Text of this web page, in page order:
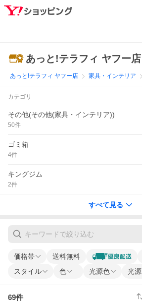
あっと!テラフィ ヤフー店
あっと!テラフィ ヤフー店 家具・インテリア
カテゴリ
その他(その他(家具・インテリア))
50件
ゴミ箱
4件
キングジム
2件
すべて見る
価格帯 送料無料
スタイル 色 光源色 光源
69件